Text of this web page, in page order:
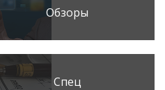
Обзоры
Спец